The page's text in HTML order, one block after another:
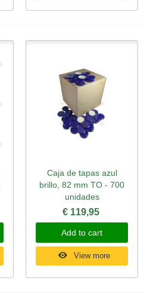
Caja de tapas azul
brillo, 82 mm TO - 700
unidades
€ 119,95
Add to cart
View more